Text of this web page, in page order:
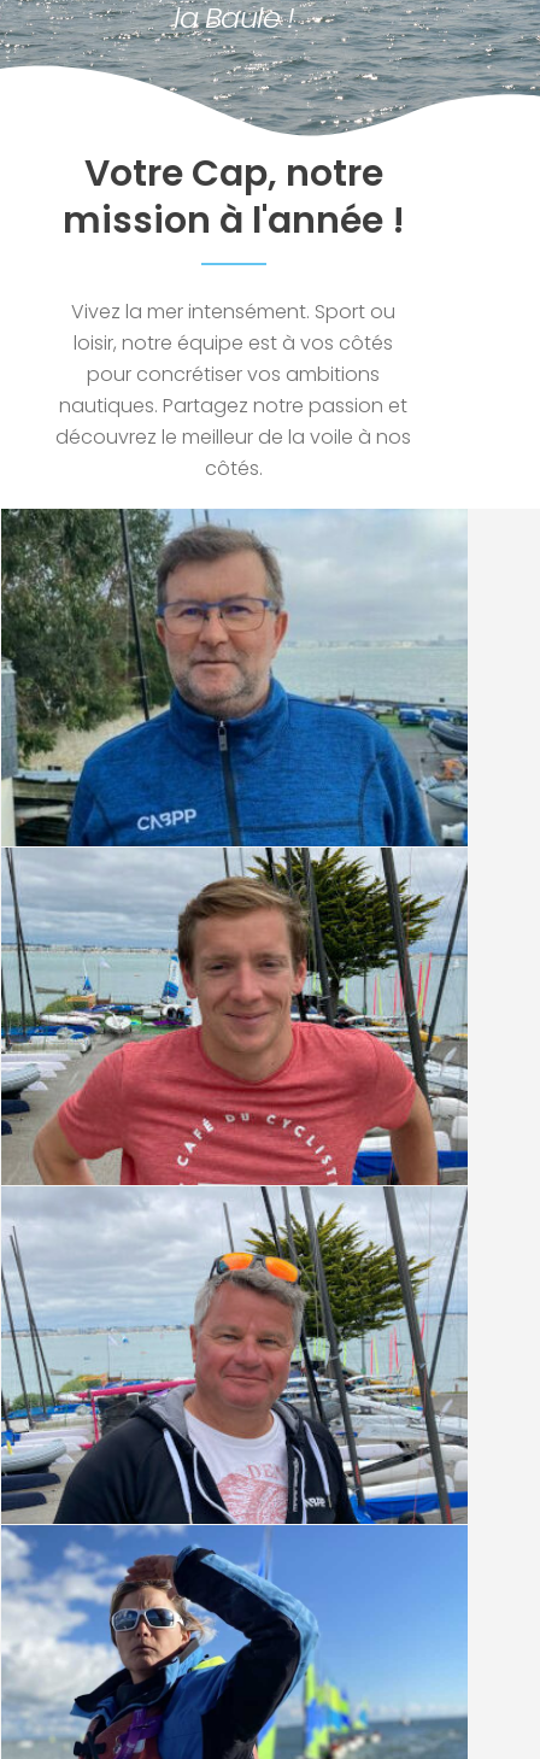
la Baule !
Votre Cap, notre
mission à l'année !
Vivez la mer intensément. Sport ou
loisir, notre équipe est à vos côtés
pour concrétiser vos ambitions
nautiques. Partagez notre passion et
découvrez le meilleur de la voile à nos
côtés.
Gilles Carissan
Chef de base
Simon Corbin
Responsable administratif
Vincent Grasset
Moniteur entraîneur Optimist / Formateur
monitorat